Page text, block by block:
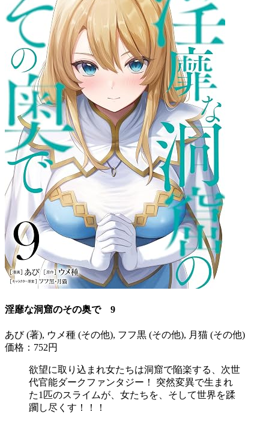
淫靡な洞窟のその奥で 9
あび (著), ウメ種 (その他), フフ黒 (その他), 月猫 (その他)
価格：752円
欲望に取り込まれ女たちは洞窟で陥楽する、次世
代官能ダークファンタジー！ 突然変異で生まれ
た1匹のスライムが、女たちを、そして世界を蹂
躙し尽くす！！！